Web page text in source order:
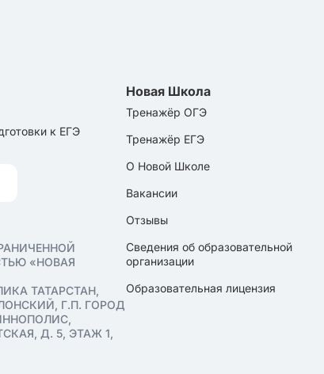
к ЕГЭ
«НОВАЯ
ТАТАРСТАН,
Г.П. ГОРОД
Д. 5, ЭТАЖ 1,
Новая Школа
Тренажёр ОГЭ
Тренажёр ЕГЭ
О Новой Школе
Вакансии
Отзывы
Сведения об образовательной
организации
Образовательная лицензия